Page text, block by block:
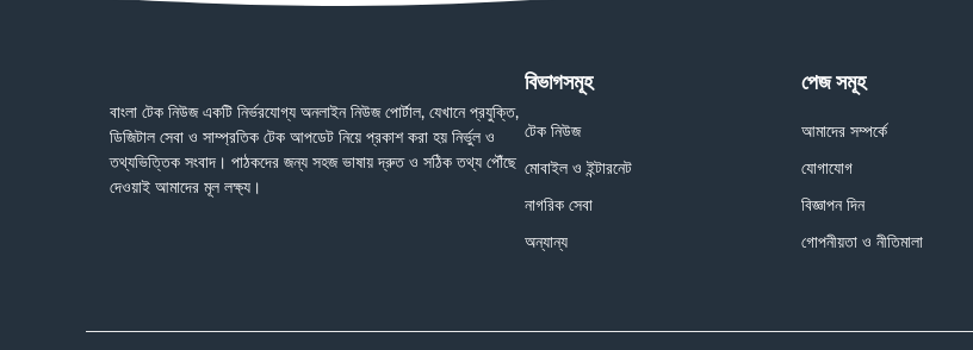
বাংলা টেক নিউজ একটি নির্ভরযোগ্য অনলাইন নিউজ পোর্টাল, যেখানে প্রযুক্তি,
ডিজিটাল সেবা ও সাম্প্রতিক টেক আপডেট নিয়ে প্রকাশ করা হয় নির্ভুল ও
তথ্যভিত্তিক সংবাদ। পাঠকদের জন্য সহজ ভাষায় দ্রুত ও সঠিক তথ্য পৌঁছে
দেওয়াই আমাদের মূল লক্ষ্য।
বিভাগসমূহ
টেক নিউজ
মোবাইল ও ইন্টারনেট
নাগরিক সেবা
অন্যান্য
পেজ সমূহ
আমাদের সম্পর্কে
যোগাযোগ
বিজ্ঞাপন দিন
গোপনীয়তা ও নীতিমালা